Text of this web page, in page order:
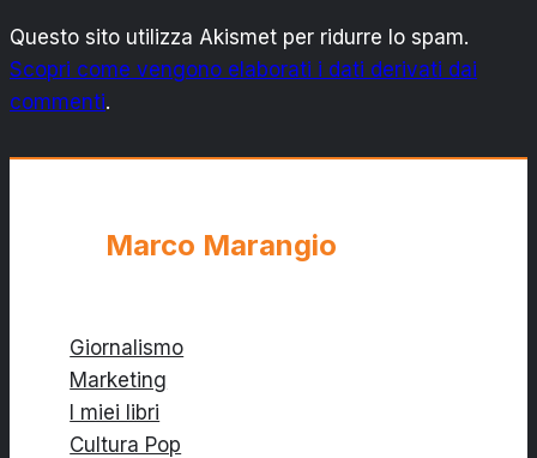
Questo sito utilizza Akismet per ridurre lo spam.
Scopri come vengono elaborati i dati derivati dai
commenti.
Marco Marangio
Giornalismo
Marketing
I miei libri
Cultura Pop